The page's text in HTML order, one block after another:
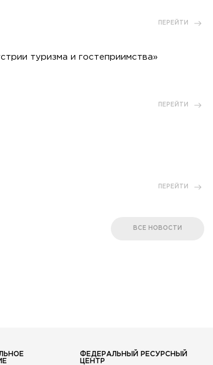
ПЕРЕЙТИ
туризма и гостеприимства»
ПЕРЕЙТИ
ПЕРЕЙТИ
ВСЕ НОВОСТИ
ФЕДЕРАЛЬНЫЙ РЕСУРСНЫЙ
ЦЕНТР